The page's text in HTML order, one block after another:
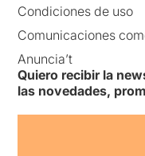
Condiciones de uso
Comunicaciones
Anuncia’t
Quiero recibir la
las novedades,